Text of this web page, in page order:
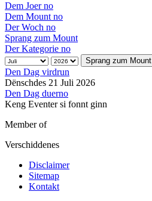
Dem Joer no
Dem Mount no
Der Woch no
Sprang zum Mount
Der Kategorie no
Sprang zum Mount
Den Dag virdrun
Dënschdes 21 Juli 2026
Den Dag duerno
Keng Eventer si fonnt ginn
Member of
Verschiddenes
Disclaimer
Sitemap
Kontakt